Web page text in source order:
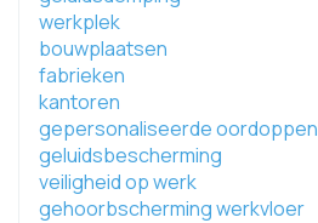
werkplek
bouwplaatsen
fabrieken
kantoren
gepersonaliseerde oordoppen
geluidsbescherming
veiligheid op werk
gehoorbscherming werkvloer